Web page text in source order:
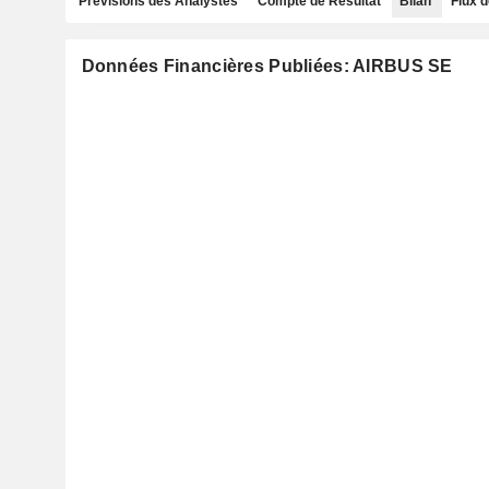
Données Financières Publiées: AIRBUS SE